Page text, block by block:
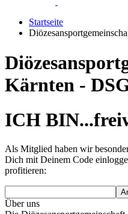
Startseite
Kärnten -
ICH
Als Mitglied haben wir
Dich mit Deinem Code
profitieren:
Über uns